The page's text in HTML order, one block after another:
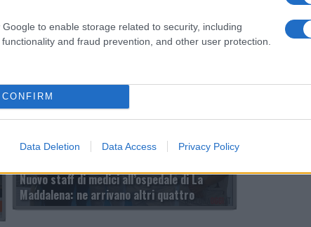
Google to enable storage related to security, including
and fraud prevention, and other user protection.
CONFIRM
Data Deletion Data Access Privacy Policy
A San Teodoro si puliscono i fiumi contro il
rischio di alluvioni
Nuovo staff di medici all’ospedale di La
Maddalena: ne arrivano altri quattro